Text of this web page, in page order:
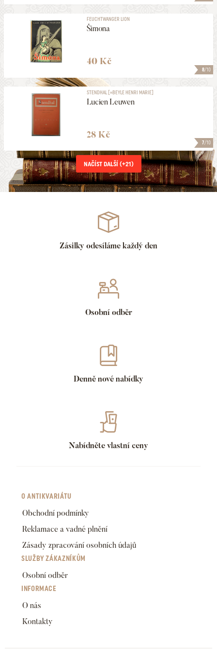
8/10
FEUCHTWANGER LION
Šimona
40 Kč
7/10
STENDHAL [=BEYLE HENRI MARIE]
Lucien Leuwen
28 Kč
NAČÍST DALŠÍ (+21)
Zásilky odesíláme každý den
Osobní odběr
Denně nové nabídky
Nabídněte vlastní ceny
O ANTIKVARIÁTU
Obchodní podmínky
Reklamace a vadné plnění
Zásady zpracování osobních údajů
SLUŽBY ZÁKAZNÍKŮM
Osobní odběr
INFORMACE
O nás
Kontakty